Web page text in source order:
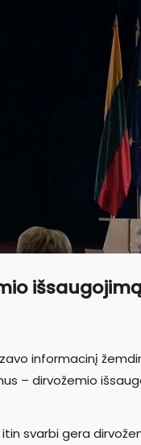
informacinį
– dirvožemio
svarbi gera